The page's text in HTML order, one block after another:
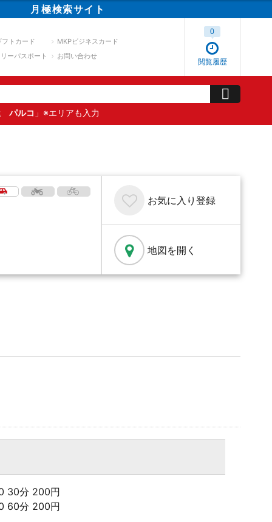
月極検索サイト
フトカード
MKPビジネスカード
ーパスポート
お問い合わせ
閲覧履歴
0
パルコ 」※エリアも入力
お気に入り 登録
地図を開く
30分 200円
60分 200円